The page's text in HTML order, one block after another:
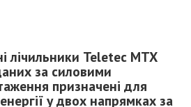
лічильники Teletec MTX
за силовими
призначені для
у двох напрямках за